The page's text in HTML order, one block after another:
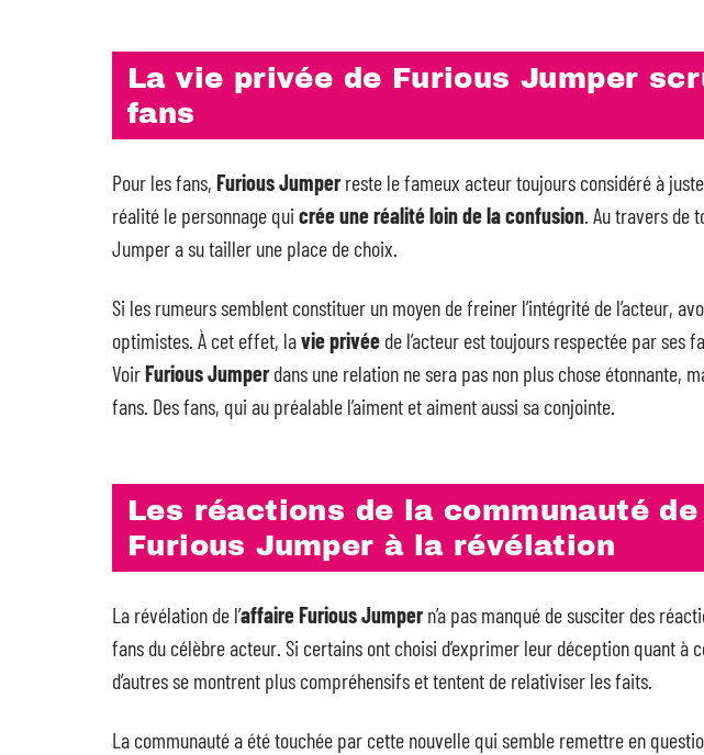
La vie privée de Furious Jumper
fans
Pour les fans, Furious Jumperreste le fameux acteur toujours considéré à
réalité le personnage qui crée une réalité loin de la confusion. Au travers de
Jumper a su tailler une place de choix.
Si les rumeurs semblent constituer un moyen de freiner l’intégrité de l’acteur,
optimistes. À cet effet, lavie privée de l’acteur est toujours respectée par ses
VoirFurious Jumperdans une relation ne sera pas non plus chose étonnante,
fans. Des fans, qui au préalable l’aiment et aiment aussi sa conjointe.
Les réactions de la communauté
Furious Jumper à la révélation
La révélation de l’affaire Furious Jumpern’a pas manqué de susciter des
fans du célèbre acteur. Si certains ont choisi d’exprimer leur déception quant à
d’autres se montrent plus compréhensifs et tentent de relativiser les faits.
La communauté a été touchée par cette nouvelle qui semble remettre en